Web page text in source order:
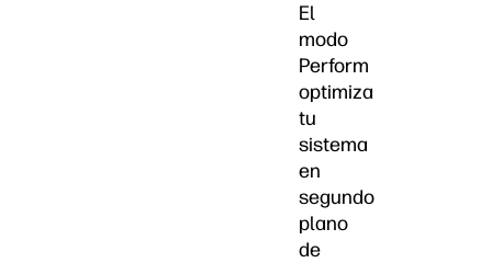
El
modo
Perform
optimiza
tu
sistema
en
segundo
plano
de